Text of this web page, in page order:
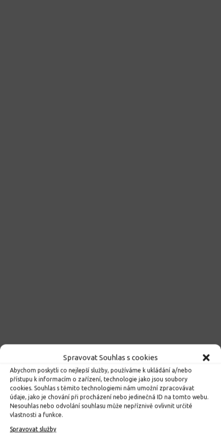
Spravovat Souhlas s cookies
Abychom poskytli co nejlepší služby, používáme k ukládání a/nebo
přístupu k informacím o zařízení, technologie jako jsou soubory
cookies. Souhlas s těmito technologiemi nám umožní zpracovávat
údaje, jako je chování při procházení nebo jedinečná ID na tomto webu.
Nesouhlas nebo odvolání souhlasu může nepříznivě ovlivnit určité
vlastnosti a funkce.
Spravovat služby